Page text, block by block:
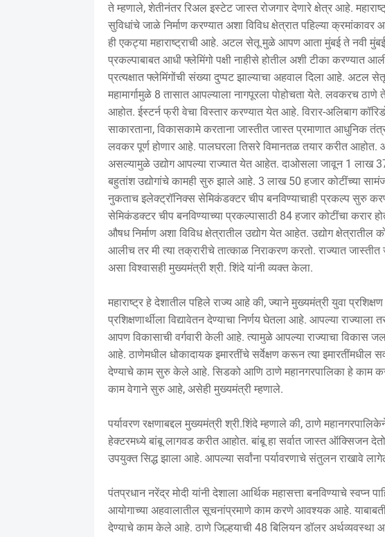
ते म्हणाले, शेतीनंतर रिअल इस्टेट जास्त रोजगार देणारे क्षेत्र आहे.
सुविधांचे जाळे निर्माण करण्यात अशा विविध क्षेत्रात पहिल्या
ही एकट्या महाराष्ट्राची आहे. अटल सेतू मुळे आपण आता मुंबई ते नवी
प्रकल्पाबाबत आधी फ्लेमिंगो पक्षी नाहीसे होतील अशी टीका करण्यात
प्रत्यक्षात फ्लेमिंगोंची संख्या दुप्पट झाल्याचा अहवाल दिला आहे. अटल
महामार्गामुळे 8 तासात आपल्याला नागपूरला पोहोचता येते. लवकरच
आहोत. ईस्टर्न फ्री वेचा विस्तार करण्यात येत आहे. विरार-अलिबाग
साकारताना, विकासकामे करताना जास्तीत जास्त प्रमाणात आधुनिक
लवकर पूर्ण होणार आहे. पालघरला तिसरे विमानतळ तयार करीत आहोत.
असल्यामुळे उद्योग आपल्या राज्यात येत आहेत. दाओसला जावून 1 लाख 37
बहुतांश उद्योगांचे कामही सुरु झाले आहे. 3 लाख 50 हजार कोटींच्या
नुकताच इलेक्ट्रॉनिक्स सेमिकंडक्टर चीप बनविण्याचाही प्रकल्प सुरु
सेमिकंडक्टर चीप बनविण्याच्या प्रकल्पासाठी 84 हजार कोटींचा करार
औषध निर्माण अशा विविध क्षेत्रातील उद्योग येत आहेत. उद्योग
आलीच तर मी त्या तक्रारीचे तात्काळ निराकरण करतो. राज्यात जास्तीत
असा विश्वासही मुख्यमंत्री श्री. शिंदे यांनी व्यक्त केला.
महाराष्ट्र हे देशातील पहिले राज्य आहे की, ज्याने मुख्यमंत्री युवा प्रशिक्षण
प्रशिक्षणार्थीला विद्यावेतन देण्याचा निर्णय घेतला आहे. आपल्या
आपण विकासाची वर्गवारी केली आहे. त्यामुळे आपल्या राज्याचा विकास
आहे. ठाणेमधील धोकादायक इमारतींचे सर्वेक्षण करून त्या इमारतींमधील
देण्याचे काम सुरु केले आहे. सिडको आणि ठाणे महानगरपालिका हे काम
काम वेगाने सुरु आहे, असेही मुख्यमंत्री म्हणाले.
पर्यावरण रक्षणाबद्दल मुख्यमंत्री श्री.शिंदे म्हणाले की, ठाणे
हेक्टरमध्ये बांबू लागवड करीत आहोत. बांबू हा सर्वात जास्त ऑक्सिजन
उपयुक्त सिद्ध झाला आहे. आपल्या सर्वांना पर्यावरणाचे संतुलन राखावे
पंतप्रधान नरेंद्र मोदी यांनी देशाला आर्थिक महासत्ता बनविण्याचे
आयोगाच्या अहवालातील सूचनांप्रमाणे काम करणे आवश्यक आहे.
देण्याचे काम केले आहे. ठाणे जिल्हयाची 48 बिलियन डॉलर अर्थव्यवस्था